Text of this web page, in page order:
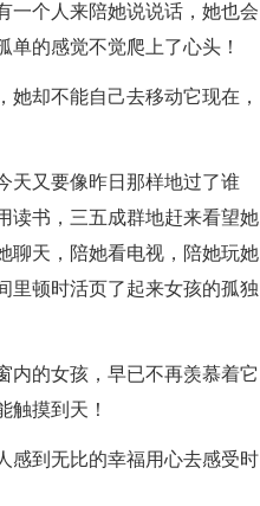
一个人来陪她说说话，她也会
的感觉不觉爬上了心头！
却不能自己去移动它现在，
天又要像昨日那样地过了谁
读书，三五成群地赶来看望她
聊天，陪她看电视，陪她玩她
里顿时活页了起来女孩的孤独
内的女孩，早已不再羡慕着它
触摸到天！
感到无比的幸福用心去感受时